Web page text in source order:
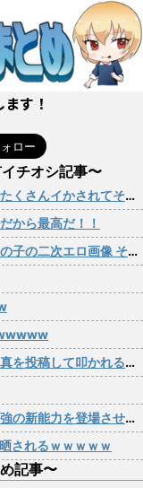
す！
チオシ記事〜
てそのままパコられる女の子
から最高だ！！
二次エロ画像 その201
稿して叩かれるｗｗｗｗ
させてしまうｗｗｗｗｗｗｗ
されるｗｗｗｗｗ
記事〜